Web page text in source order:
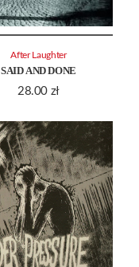
SAID AND DONE
28.00 zł
After Laughter